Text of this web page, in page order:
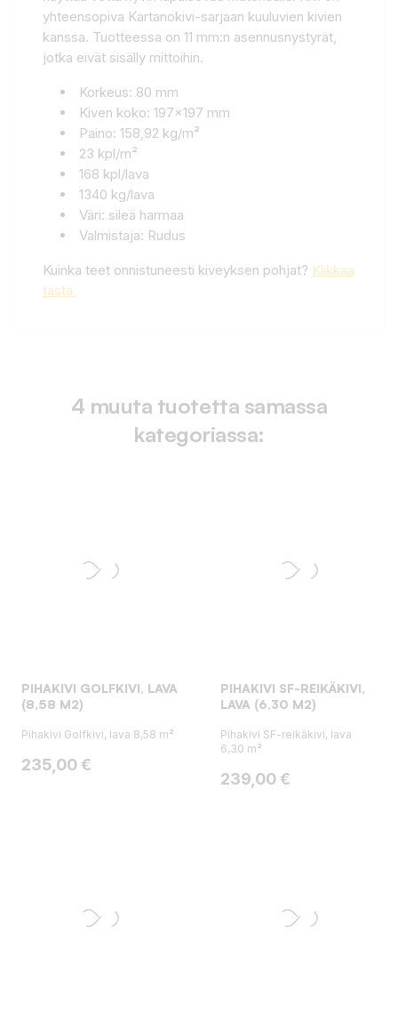
yhteensopiva Kartanokivi-sarjaan kuuluvien kivien
kanssa. Tuotteessa on 11 mm:n asennusnystyrät,
jotka eivät sisälly mittoihin.
Korkeus: 80 mm
Kiven koko: 197x197 mm
Paino: 158,92 kg/m²
23 kpl/m²
168 kpl/lava
1340 kg/lava
Väri: sileä harmaa
Valmistaja: Rudus
Kuinka teet onnistuneesti kiveyksen pohjat? Klikkaa
tästä.
4 muuta tuotetta samassa
kategoriassa:
PIHAKIVI GOLFKIVI, LAVA
(8,58 M2)
Pihakivi Golfkivi, lava 8,58 m²
Hinta
235,00 €
PIHAKIVI SF-REIKÄKIVI,
LAVA (6,30 M2)
Pihakivi SF-reikäkivi, lava
6,30 m²
Hinta
239,00 €